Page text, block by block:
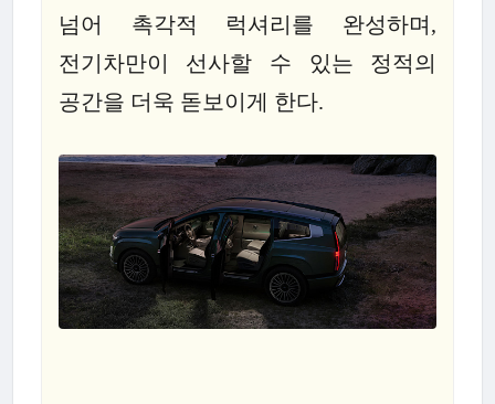
넘어 촉각적 럭셔리를 완성하며,
전기차만이 선사할 수 있는 정적의
공간을 더욱 돋보이게 한다.